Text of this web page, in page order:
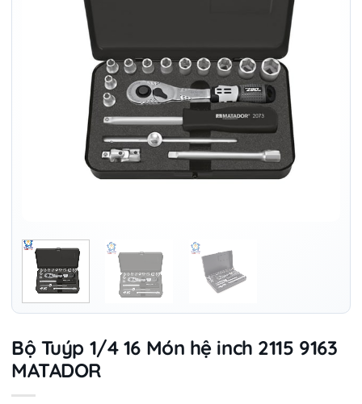
Bộ Tuýp 1/4 16 Món hệ inch 2115 9163
MATADOR